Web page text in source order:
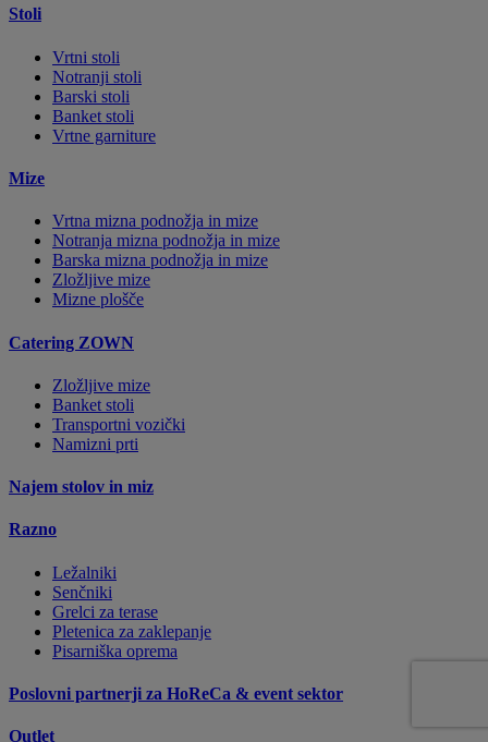
Stoli
Vrtni stoli
Notranji stoli
Barski stoli
Banket stoli
Vrtne garniture
Mize
Vrtna mizna podnožja in mize
Notranja mizna podnožja in mize
Barska mizna podnožja in mize
Zložljive mize
Mizne plošče
Catering ZOWN
Zložljive mize
Banket stoli
Transportni vozički
Namizni prti
Najem stolov in miz
Razno
Ležalniki
Senčniki
Grelci za terase
Pletenica za zaklepanje
Pisarniška oprema
Poslovni partnerji za HoReCa & event sektor
Outlet